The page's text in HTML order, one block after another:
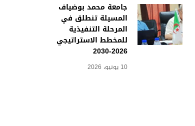
جامعة محمد بوضياف
المسيلة تنطلق في
المرحلة التنفيذية
للمخطط الاستراتيجي
2026-2030
10 يونيو، 2026